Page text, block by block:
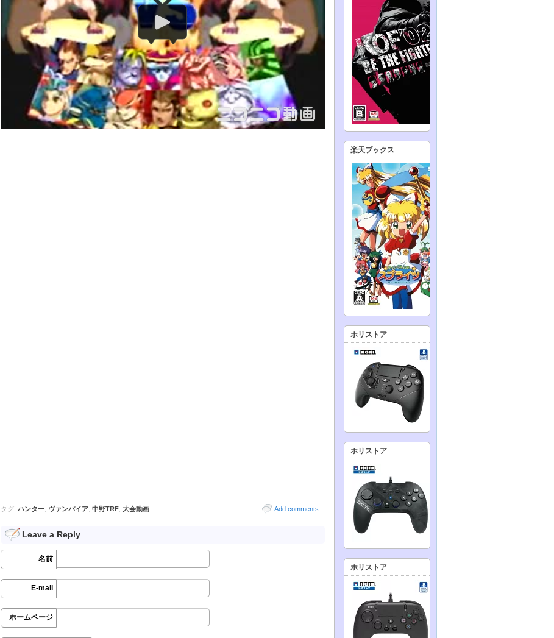
Add comments
タグ: ハンター ヴァンパイア 中野TRF 大会動画
Leave a Reply
名前
E-mail
ホームページ
楽天ブックス
ホリストア
ホリストア
ホリストア